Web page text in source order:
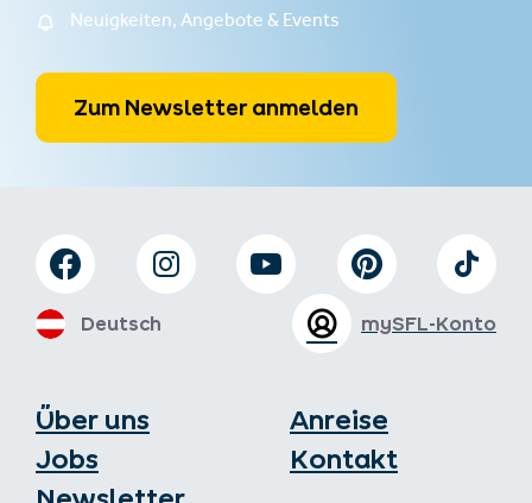
Neuigkeiten, Angebote & Events
Zum Newsletter anmelden
Über uns
Jobs
Newsletter
Anreise
Kontakt
mySFL-Konto
Deutsch